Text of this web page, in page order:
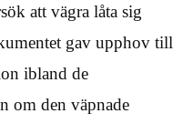
att vägra låta sig
gav upphov till
ibland de
om den väpnade